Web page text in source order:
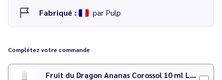
Fabriqué : par Pulp
Pulp
Complétez votre commande
Fruit du Dragon Ananas Corossol 10 ml Les Bangers - Le Vapoteur Discount